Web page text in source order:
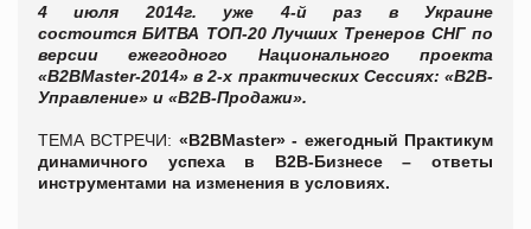
4 июля 2014г.
уже 4-й раз в Украине
состоится БИТВА ТОП-20 Лучших Тренеров СНГ по
версии ежегодного Национального проекта
«B2BMaster-2014» в 2-х практических Сессиях: «В2В-
Управление» и «В2В-Продажи».
ТЕМА ВСТРЕЧИ: «B2BMaster» - ежегодный Практикум
динамичного успеха в В2В-Бизнесе – ответы
инструментами на изменения в условиях.